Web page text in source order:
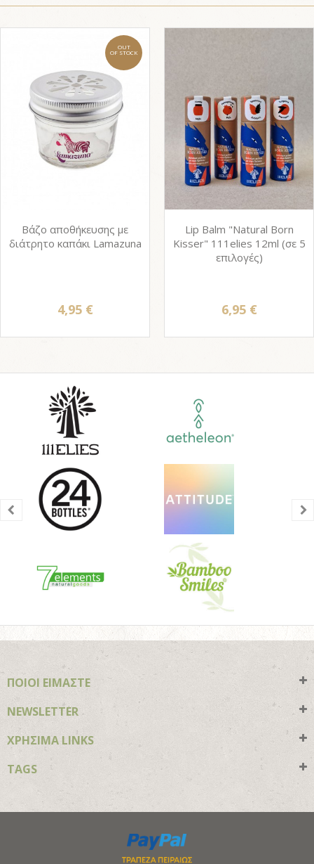
OUT
OF STOCK
Βάζο αποθήκευσης με
διάτρητο καπάκι Lamazuna
4,95 €
Lip Balm "Natural Born
Kisser" 111elies 12ml (σε 5
επιλογές)
6,95 €
ΠΟΙΟΙ ΕΙΜΑΣΤΕ
NEWSLETTER
ΧΡΗΣΙΜΑ LINKS
TAGS